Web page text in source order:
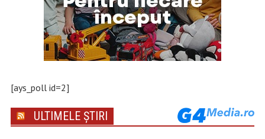
[ays_poll id=2]
ULTIMELE ȘTIRI